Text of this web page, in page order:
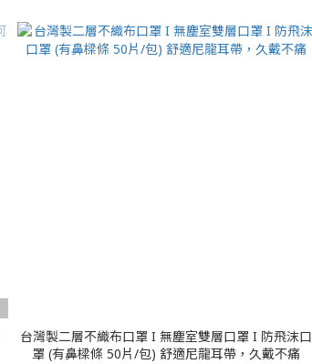
台灣製二層不織布口罩 I 無塵室雙層口罩 I 防飛沫口
罩 (有鼻樑條 50片/包) 舒適尼龍耳帶，久戴不痛